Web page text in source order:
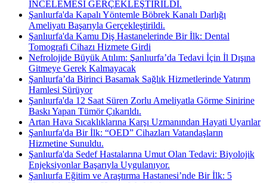
İNCELEMESİ GERÇEKLEŞTİRİLDİ.
Şanlıurfa'da Kapalı Yöntemle Böbrek Kanalı Darlığı
Ameliyatı Başarıyla Gerçekleştirildi.
Şanlıurfa'da Kamu Diş Hastanelerinde Bir İlk: Dental
Tomografi Cihazı Hizmete Girdi
Nefrolojide Büyük Atılım: Şanlıurfa’da Tedavi İçin İl Dışına
Gitmeye Gerek Kalmayacak
Şanlıurfa’da Birinci Basamak Sağlık Hizmetlerinde Yatırım
Hamlesi Sürüyor
Şanlıurfa'da 12 Saat Süren Zorlu Ameliyatla Görme Sinirine
Baskı Yapan Tümör Çıkarıldı.
Artan Hava Sıcaklıklarına Karşı Uzmanından Hayati Uyarılar
Şanlıurfa'da Bir İlk: “OED” Cihazları Vatandaşların
Hizmetine Sunuldu.
Şanlıurfa'da Sedef Hastalarına Umut Olan Tedavi: Biyolojik
Enjeksiyonlar Başarıyla Uygulanıyor.
Şanlıurfa Eğitim ve Araştırma Hastanesi’nde Bir İlk: 5